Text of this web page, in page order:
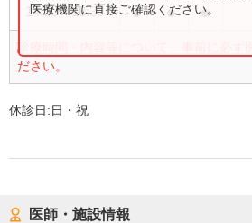
14:30〜18:30 ● ● ●
診療時間・内容等について、事前に必ず
ださい。
医療機関に直接ご確認ください。
休診日:日・祝
医師・施設情報